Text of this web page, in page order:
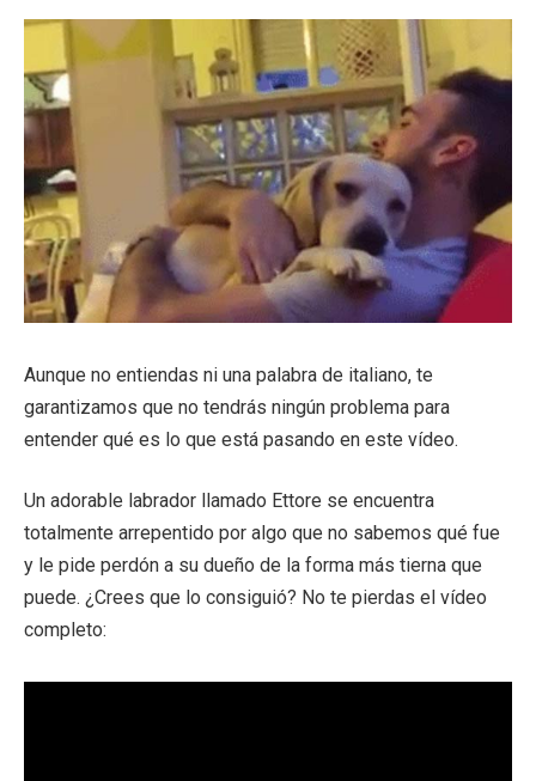
Aunque no entiendas ni una palabra de italiano, te
garantizamos que no tendrás ningún problema para
entender qué es lo que está pasando en este vídeo.
Un adorable labrador llamado Ettore se encuentra
totalmente arrepentido por algo que no sabemos qué fue
y le pide perdón a su dueño de la forma más tierna que
puede. ¿Crees que lo consiguió? No te pierdas el vídeo
completo: